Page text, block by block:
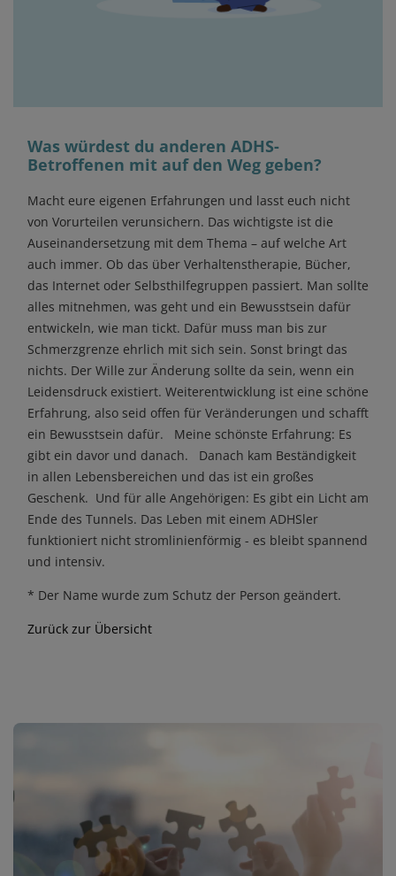
Was würdest du anderen ADHS-
Betroffenen mit auf den Weg geben?
Macht eure eigenen Erfahrungen und lasst euch nicht
von Vorurteilen verunsichern. Das wichtigste ist die
Auseinandersetzung mit dem Thema – auf welche Art
auch immer. Ob das über Verhaltenstherapie, Bücher,
das Internet oder Selbsthilfegruppen passiert. Man sollte
alles mitnehmen, was geht und ein Bewusstsein dafür
entwickeln, wie man tickt. Dafür muss man bis zur
Schmerzgrenze ehrlich mit sich sein. Sonst bringt das
nichts. Der Wille zur Änderung sollte da sein, wenn ein
Leidensdruck existiert. Weiterentwicklung ist eine schöne
Erfahrung, also seid offen für Veränderungen und schafft
ein Bewusstsein dafür. Meine schönste Erfahrung: Es
gibt ein davor und danach. Danach kam Beständigkeit
in allen Lebensbereichen und das ist ein großes
Geschenk. Und für alle Angehörigen: Es gibt ein Licht am
Ende des Tunnels. Das Leben mit einem ADHSler
funktioniert nicht stromlinienförmig - es bleibt spannend
und intensiv.
* Der Name wurde zum Schutz der Person geändert.
Zurück zur Übersicht